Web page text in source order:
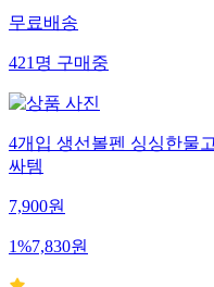
무료배송
421명구매중
4개입 생선볼펜 싱싱한물
싸템
7,900원
1%7,830원